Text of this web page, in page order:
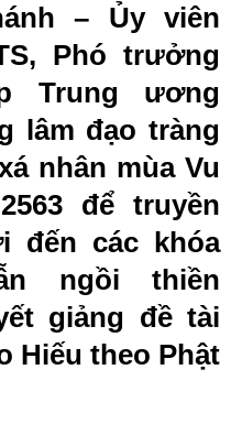
– Ủy viên
Phó trưởng
Trung ương
lâm đạo tràng
nhân mùa Vu
để truyền
đến các khóa
ngồi thiền
giảng đề tài
Hiếu theo Phật